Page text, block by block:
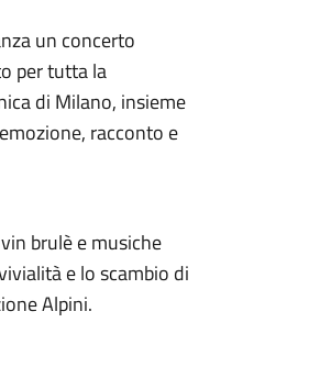
un concerto
per tutta la
di Milano, insieme
racconto e
brulè e musiche
e lo scambio di
Alpini.